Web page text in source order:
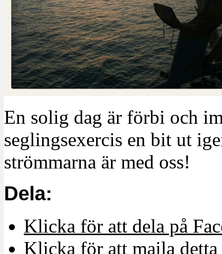
En solig dag är förbi och
seglingsexercis en bit ut
strömmarna är med oss!
Dela:
Klicka för att dela på
Klicka för att maila